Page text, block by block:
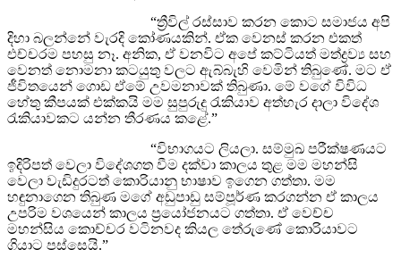
“ත්‍රීවිල් රස්සාව කරන කොට සමාජය අපි
දිහා බලන්නේ වැරදි කෝණයකින්. ඒක වෙනස් කරන එකත්
එච්චරම පහසු නෑ. අනික, ඒ වනවිට අපේ කට්ටියත් මත්ද්‍රව්‍ය සහ
වෙනත් නොමනා කටයුතු වලට ඇබ්බැහි වෙමින් තිබුණේ. මට ඒ
ජීවිතයෙන් ගොඩ ඒමේ උවමනාවක් තිබුණා. මේ වගේ විවිධ
හේතු කීපයක් එක්කයි මම සුපුරුදු රැකියාව අත්හැර දාලා විදේශ
රැකියාවකට යන්න තීරණය කළේ.”
“විභාගයට ලියලා. සම්මුඛ පරීක්ෂණයට
ඉදිරිපත් වෙලා විදේශගත වීම දක්වා කාලය තුළ මම මහන්සි
වෙලා වැඩිදුරටත් කොරියානු භාෂාව ඉගෙන ගත්තා. මම
හඳුනාගෙන තිබුණ මගේ අඩුපාඩු සම්පූර්ණ කරගන්න ඒ කාලය
උපරිම වශයෙන් කාලය ප්‍රයෝජනයට ගත්තා. ඒ වෙච්ච
මහන්සිය කොච්චර වටිනවද කියල තේරුණේ කොරියාවට
ගියාට පස්සෙයි.”